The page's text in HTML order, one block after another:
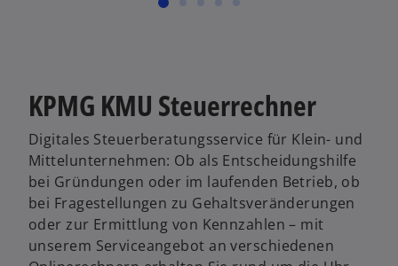
KPMG KMU Steuerrechner
Digitales Steuerberatungsservice für Klein- und
Mittelunternehmen: Ob als Entscheidungshilfe
bei Gründungen oder im laufenden Betrieb, ob
bei Fragestellungen zu Gehaltsveränderungen
oder zur Ermittlung von Kennzahlen – mit
unserem Serviceangebot an verschiedenen
i
n
e
r
n
e
u
e